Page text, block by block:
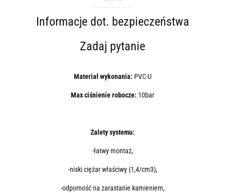
Informacje dot. bezpieczeństwa
Zadaj pytanie
Materiał wykonania: PVC-U
Max ciśnienie robocze: 10bar
Zalety systemu:
-łatwy montaż,
-niski ciężar właściwy (1,4/cm3),
-odporność na zarastanie kamieniem,